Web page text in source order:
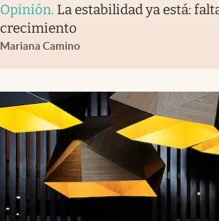
Opinión. La estabilidad ya está:
crecimiento
Mariana Camino